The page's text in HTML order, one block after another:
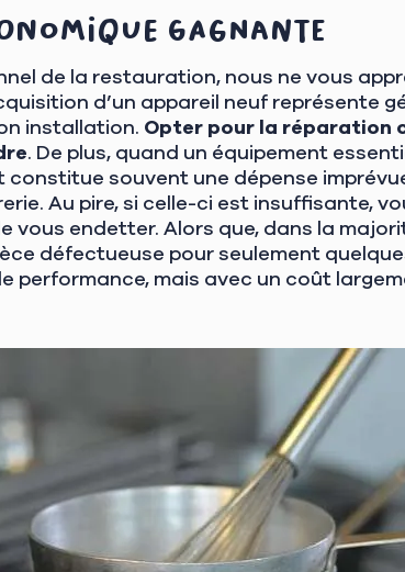
gagnante
de la restauration, nous ne vous
d’un appareil neuf représente
installation. Opter pour la réparation
. De plus, quand un équipement
constitue souvent une dépense
Au pire, si celle-ci est insuffisante,
vous endetter. Alors que, dans la
défectueuse pour seulement
performance, mais avec un coût